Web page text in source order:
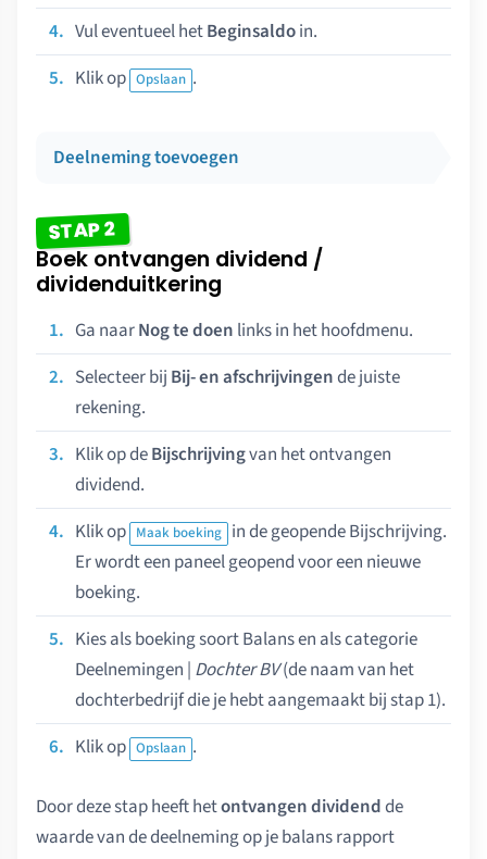
Vul eventueel hetBeginsaldoin.
Klik op Opslaan .
Deelneming toevoegen
STAP 2
Boek ontvangen dividend /
dividenduitkering
Ga naarNog te doen links in het hoofdmenu.
Selecteer bij Bij- en afschrijvingende juiste
rekening.
Klik op deBijschrijvingvan het ontvangen
dividend.
Klik op Maak boeking in de geopende Bijschrijving.
Er wordt een paneel geopend voor een nieuwe
boeking.
Kies als boeking soort Balans en als categorie
Deelnemingen | Dochter BV(de naam van het
dochterbedrijf die je hebt aangemaakt bij stap 1).
Klik op Opslaan .
Door deze stap heeft hetontvangen dividendde
waarde van de deelneming op je balans rapport